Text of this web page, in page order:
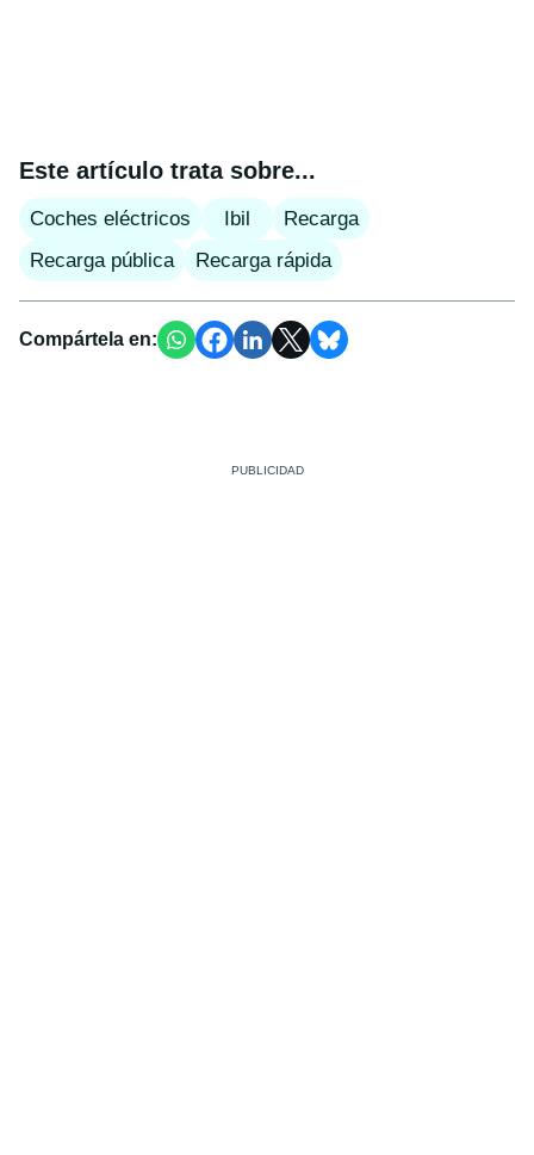
Este artículo trata sobre...
Coches eléctricos Ibil
Recarga
Recarga pública
Recarga rápida
Compártela en: